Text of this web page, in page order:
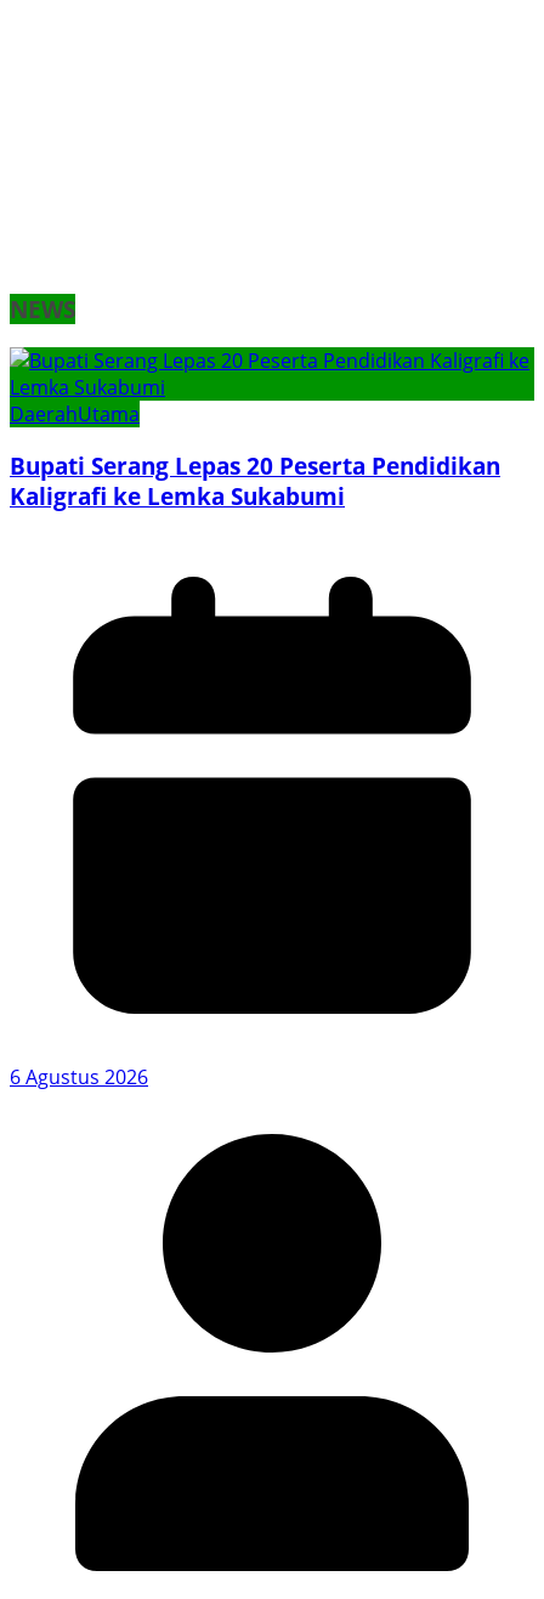
NEWS
DaerahUtama
Bupati Serang Lepas 20 Peserta Pendidikan
Kaligrafi ke Lemka Sukabumi
6 Agustus 2026